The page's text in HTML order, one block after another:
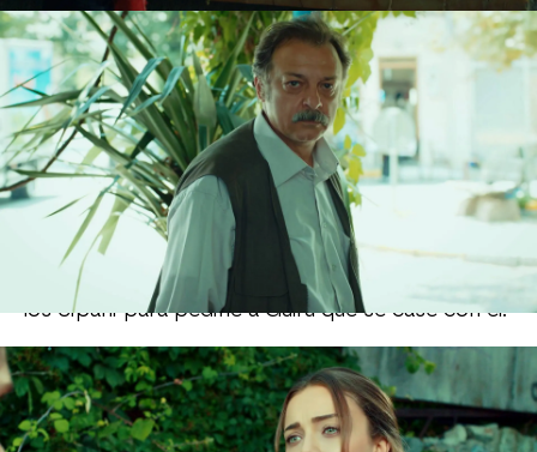
Por si fuera poco, el padre de Mert coincide
con el de Gülruen la cafetería y tiene unas
palabras poco amables sobre su hija y sobre el
propio Mert. Salih, el padre de Gúlru se enfrenta
a él y ambos tienen un grave enfrentamiento del
que luego se entera Gülru. Acude muy enfadada a
hablar con Mert y pretende romper con él. La
situación de Mert no es muy cómoda y sabe que
la culpa es de su padre. Le exige que se disculpe
con la familia Çicek. Mert quiere hacer como si
no hubiera pasado nada y acude a la mansión de
los Sipahi para pedirle a Gülru que se case con él.
Nova » Series » Guerra de rosas » Mejores momentos